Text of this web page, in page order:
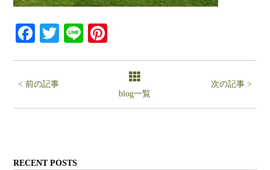
Facebook
Twitter
Line
< 前の記事
blog一覧
次の記事 >
RECENT POSTS